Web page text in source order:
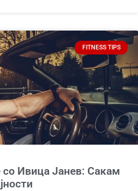
FITNESS TIPS
Ивица Јанев: Сакам